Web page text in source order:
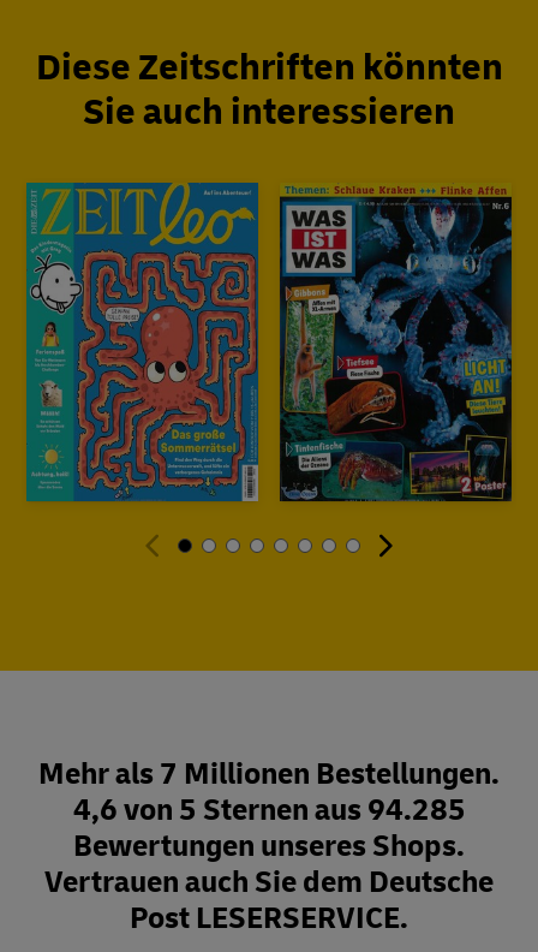
Diese Zeitschriften könnten
Sie auch interessieren
Mehr als 7 Millionen Bestellungen.
4,6 von 5 Sternen aus 94.285
Bewertungen unseres Shops.
Vertrauen auch Sie dem Deutsche
Post LESERSERVICE.